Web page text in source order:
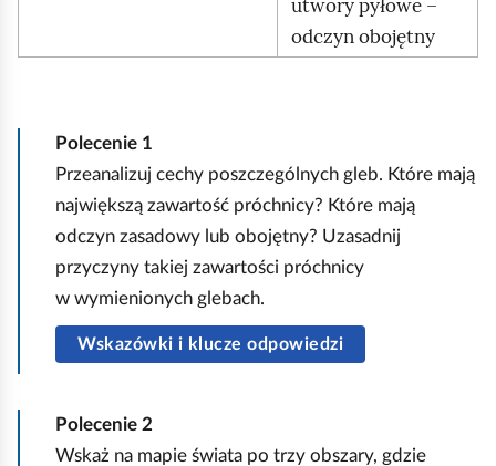
utwory pyłowe –
odczyn obojętny
Polecenie 1
Przeanalizuj cechy poszczególnych gleb. Które mają
największą zawartość próchnicy? Które mają
odczyn zasadowy lub obojętny? Uzasadnij
przyczyny takiej zawartości próchnicy
w wymienionych glebach.
Wskazówki i klucze odpowiedzi
Polecenie 2
Wskaż na mapie świata po trzy obszary, gdzie